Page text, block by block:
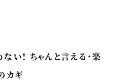
い！ ちゃんと言える・楽
カギ